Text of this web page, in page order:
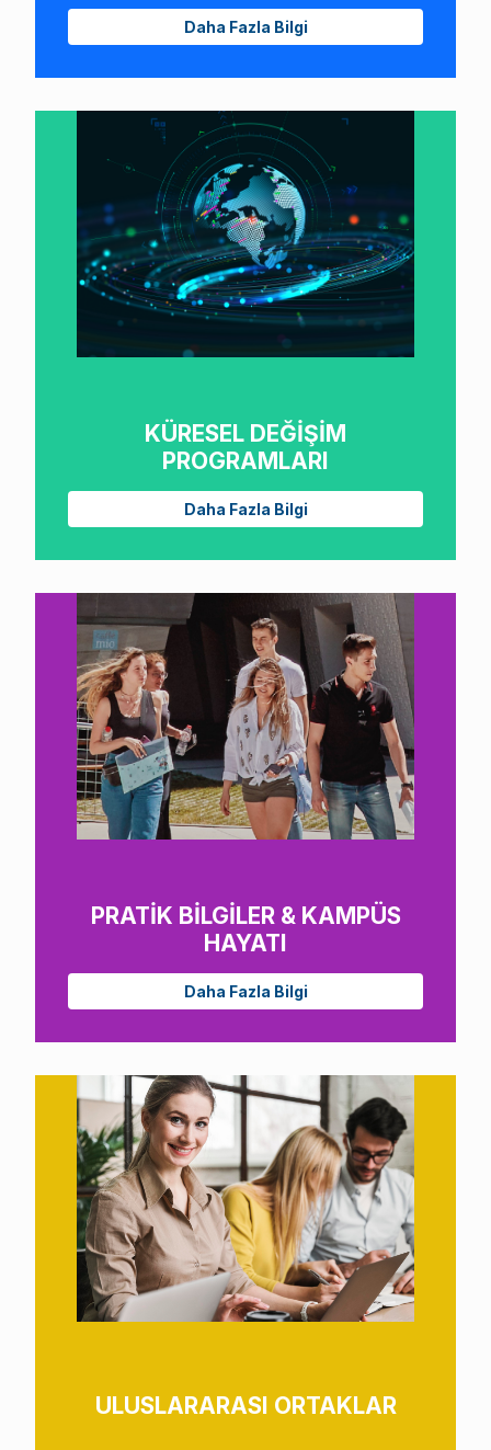
Daha Fazla Bilgi
KÜRESEL DEĞİŞİM
PROGRAMLARI
Daha Fazla Bilgi
PRATİK BİLGİLER & KAMPÜS
HAYATI
Daha Fazla Bilgi
ULUSLARARASI ORTAKLAR